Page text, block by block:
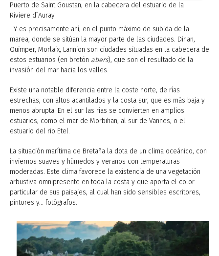
Puerto de Saint Goustan, en la cabecera del estuario de la
Riviere d´Auray
Y es precisamente ahí, en el punto máximo de subida de la
marea, donde se sitúan la mayor parte de las ciudades. Dinan,
Quimper, Morlaix, Lannion son ciudades situadas en la cabecera de
estos estuarios (en bretón abers), que son el resultado de la
invasión del mar hacia los valles.
Existe una notable diferencia entre la coste norte, de rías
estrechas, con altos acantilados y la costa sur, que es más baja y
menos abrupta. En el sur las rías se convierten en amplios
estuarios, como el mar de Morbihan, al sur de Vannes, o el
estuario del rio Etel.
La situación marítima de Bretaña la dota de un clima oceánico, con
inviernos suaves y húmedos y veranos con temperaturas
moderadas. Este clima favorece la existencia de una vegetación
arbustiva omnipresente en toda la costa y que aporta el color
particular de sus paisajes, al cual han sido sensibles escritores,
pintores y… fotógrafos.